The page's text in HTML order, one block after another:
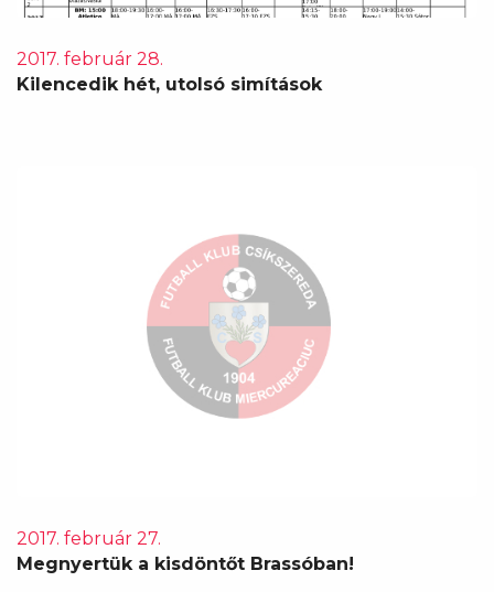
2017. február 28.
Kilencedik hét, utolsó simítások
2017. február 27.
Megnyertük a kisdöntőt Brassóban!